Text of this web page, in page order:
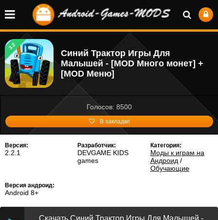
3.2
Синий Трактор Игры Для
Малышей - [MOD Много монет] +
[MOD Меню]
Голосов: 8500
В закладки
Версия:
2.2.1
Разработчик:
DEVGAME KIDS
games
Категория:
Моды к играм на
Андроид /
Обучающие
Версия андроид:
Android 8+
Скачать Синий Трактор Игры Для Малышей -